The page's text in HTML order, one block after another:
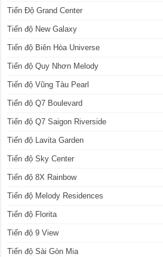
Tiến Độ Grand Center
Tiến độ New Galaxy
Tiến độ Biên Hòa Universe
Tiến độ Quy Nhơn Melody
Tiến độ Vũng Tàu Pearl
Tiến độ Q7 Boulevard
Tiến độ Q7 Saigon Riverside
Tiến độ Lavita Garden
Tiến độ Sky Center
Tiến độ 8X Rainbow
Tiến độ Melody Residences
Tiến độ Florita
Tiến độ 9 View
Tiến độ Sài Gòn Mia